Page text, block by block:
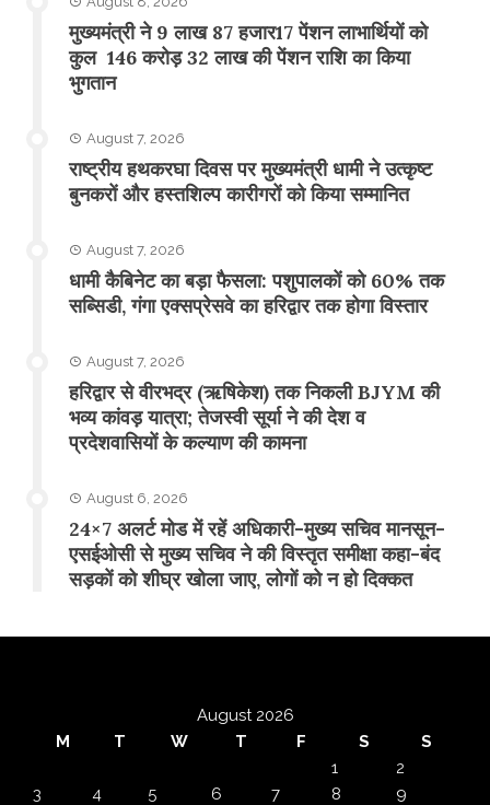
मुख्यमंत्री ने 9 लाख 87 हजार17 पेंशन लाभार्थियों को
कुल 146 करोड़ 32 लाख की पेंशन राशि का किया
भुगतान
August 7, 2026
राष्ट्रीय हथकरघा दिवस पर मुख्यमंत्री धामी ने उत्कृष्ट
बुनकरों और हस्तशिल्प कारीगरों को किया सम्मानित
August 7, 2026
​धामी कैबिनेट का बड़ा फैसला: पशुपालकों को 60% तक
सब्सिडी, गंगा एक्सप्रेसवे का हरिद्वार तक होगा विस्तार
August 7, 2026
​हरिद्वार से वीरभद्र (ऋषिकेश) तक निकली BJYM की
भव्य कांवड़ यात्रा; तेजस्वी सूर्या ने की देश व
प्रदेशवासियों के कल्याण की कामना
August 6, 2026
24×7 अलर्ट मोड में रहें अधिकारी-मुख्य सचिव मानसून-
एसईओसी से मुख्य सचिव ने की विस्तृत समीक्षा कहा-बंद
सड़कों को शीघ्र खोला जाए, लोगों को न हो दिक्कत
August 2026
M
T W T F S
S
1
2
3
4 5 6 7 8
9